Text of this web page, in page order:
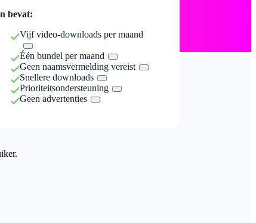
bevat:
Vijf video-downloads per maand
Één bundel per maand
Geen naamsvermelding vereist
Snellere downloads
Prioriteitsondersteuning
Geen advertenties